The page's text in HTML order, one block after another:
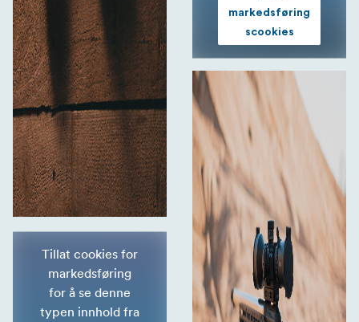
Tillat cookies for
markedsføring
for å se denne
typen innhold fra
markedsføring
scookies